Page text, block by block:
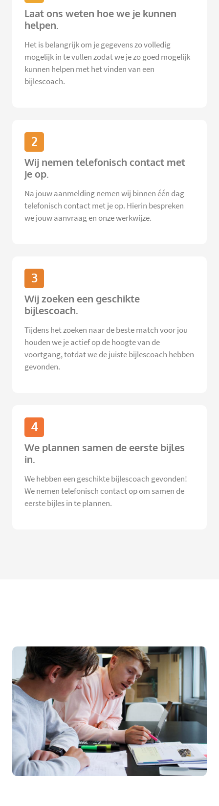
Laat ons weten hoe we je kunnen
helpen.
Het is belangrijk om je gegevens zo volledig
mogelijk in te vullen zodat we je zo goed mogelijk
kunnen helpen met het vinden van een
bijlescoach.
2
Wij nemen telefonisch contact met
je op.
Na jouw aanmelding nemen wij binnen één dag
telefonisch contact met je op. Hierin bespreken
we jouw aanvraag en onze werkwijze.
3
Wij zoeken een geschikte
bijlescoach.
Tijdens het zoeken naar de beste match voor jou
houden we je actief op de hoogte van de
voortgang, totdat we de juiste bijlescoach hebben
gevonden.
4
We plannen samen de eerste bijles
in.
We hebben een geschikte bijlescoach gevonden!
We nemen telefonisch contact op om samen de
eerste bijles in te plannen.